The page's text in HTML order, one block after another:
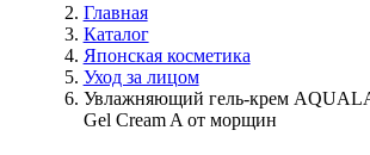
Главная
Каталог
Японская косметика
Уход за лицом
Увлажняющий гель-крем
Gel Cream A от морщин